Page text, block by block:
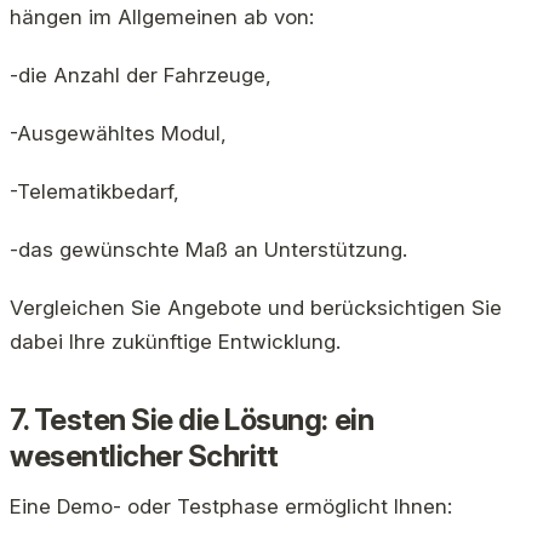
hängen im Allgemeinen ab von:
-die Anzahl der Fahrzeuge,
-Ausgewähltes Modul,
-Telematikbedarf,
-das gewünschte Maß an Unterstützung.
Vergleichen Sie Angebote und berücksichtigen Sie
dabei Ihre zukünftige Entwicklung.
7. Testen Sie die Lösung: ein
wesentlicher Schritt
Eine Demo- oder Testphase ermöglicht Ihnen: